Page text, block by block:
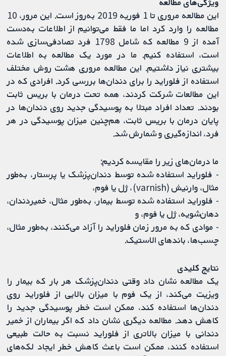
این مطالعه مروری تا 1 فوریه 2019 به‌روز است. این مرور، 10
مطالعه را وارد کرد اما ما فقط می‌توانیم از اطلاعات به‌دست
آمده از 9 مطالعه که شامل 1798 فرد تصادفی‌سازی شده
است، استفاده کنیم. ما در مورد یک مطالعه به اطلاعات
بیشتری نیاز داشتیم. این مطالعه مروری هشت روش مختلف
استفاده از فلوراید را برای دندان‌ها بررسی کرد. افرادی که در
این مطالعات شرکت کردند، همه تحت درمان با بریس ثابت
بودند. تعداد افراد مبتلا به پوسیدگی جدید روی دندان‌ها در
پایان درمان با بریس ثابت، هم‌چنین میزان پوسیدگی در هر
فرد، اندازه‌گیری و شمارش شد.
ما درمان‌های زیر را مقایسه کردیم:
- فلوراید استفاده شده توسط دندان‌پزشک یا پرستار، به‌طور
مثال، وارنیش (varnish)، ژل یا فوم،
- فلوراید استفاده شده توسط بیمار، به‌طور مثال، خمیردندان،
دهان‌شویه، ژل یا فوم، و
- موادی که به مرور زمان فلوراید را آزاد می‌کنند، به‌طور مثال،
چسب‌ها، باندهای الاستیک.
نتایج کلیدی
یک مطالعه نشان داد وقتی دندان‌پزشک هر بار که بیمار را
ویزیت می‌کند، از یک فوم با میزان بالایی از فلوراید روی
دندان‌ها استفاده کند، ممکن است خطر پوسیدگی جدید را
کاهش دهد. مطالعه دیگری نشان داد که اگر بیماران از خمیر
دندانی با میزان بالاتری از فلوراید نسبت به حالت طبیعی
استفاده کنند، ممکن است باعث کاهش خطر ایجاد لکه‌های